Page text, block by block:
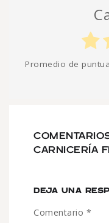
Promedio de
CARNICERÍA
DEJA UNA
Comentario *